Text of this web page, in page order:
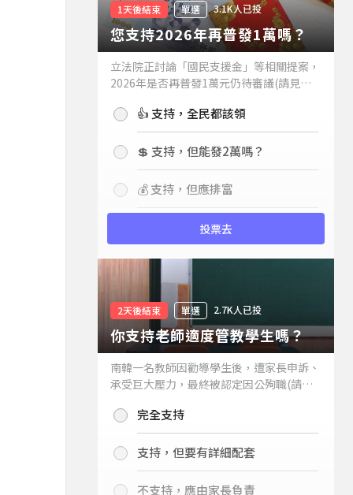
1天後結束 單選 3.1K人已投
您支持2026年再普發1萬嗎？
立法院正討論「國民支援金」等相關提案，
2026年是否再普發1萬元仍待審議(請見下
持嗎？👍 支持，全民都該領
💲 支持，但能發2萬嗎？
💰 支持，但應排富
投票去
2天後結束 單選 2.7K人已投
你支持老師適度管教學生嗎？
南韓一名教師因勸導學生後，遭家長申訴、
承受巨大壓力，最終被認定因公殉職(請見
你支持老師適度管教學生嗎？
完全支持
支持，但要有詳細配套
不支持，應由家長負責